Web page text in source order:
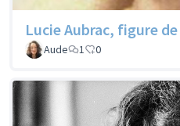
Lucie Aubrac, figure
Aude
1 0